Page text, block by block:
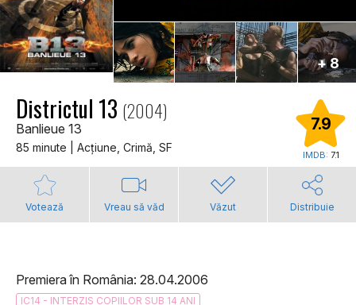
+ 8
Districtul 13 (2004)
Banlieue 13
85 minute | Acţiune, Crimă, SF
7.9
IMDB: 7.1
Votează Vreau să văd Văzut Distribuie
Premiera în România: 28.04.2006
IC14 - INTERZIS COPIILOR SUB 14 ANI